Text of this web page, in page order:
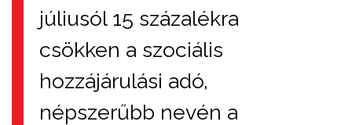
júliusól 15 százalékra
csökken a szociális
hozzájárulási adó,
népszerűbb nevén a